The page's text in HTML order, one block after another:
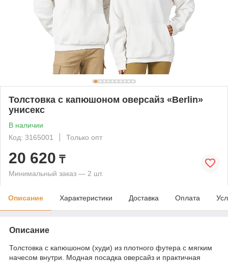
Толстовка с капюшоном оверсайз «Berlin»
унисекс
В наличии
Код: 3165001
Только опт
20 620 ₸
Минимальный заказ — 2 шт.
Описание Характеристики Доставка Оплата
Описание
Толстовка с капюшоном (худи) из плотного футера с мягким
начесом внутри. Модная посадка оверсайз и практичная